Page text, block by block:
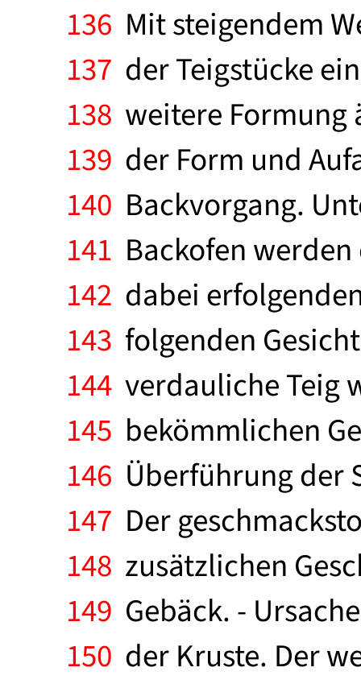
136 Mit steigendem
137 der Teigstücke
138 weitere
139 der Form und
140 Backvorgang.
141 Backofen
142 dabei
143 folgenden
144 verdauliche Teig
145 bekömmlichen
146 Überführung der
147 Der
148 zusätzlichen
149 Gebäck. -
150 der Kruste. Der